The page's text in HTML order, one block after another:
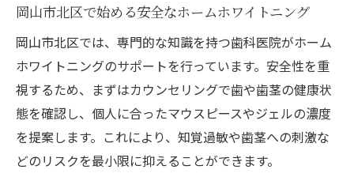
選択法
岡山市北区で安心して選ぶホームホワイト
ニング
自分に合うホームホワイトニング濃度の見
極め方
ホームホワイトニングの注意点と適切な選
岡山市北区で始める安全なホームホワイトニング
岡山市北区では、専門的な知識を持つ歯科医院がホーム
ホワイトニングのサポートを行っています。安全性を重
視するため、まずはカウンセリングで歯や歯茎の健康状
態を確認し、個人に合ったマウスピースやジェルの濃度
を提案します。これにより、知覚過敏や歯茎への刺激な
どのリスクを最小限に抑えることができます。